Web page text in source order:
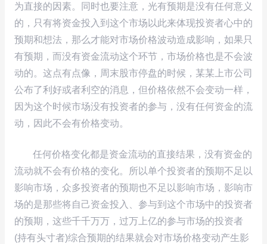
为直接的因素。同时也要注意，光有预期是没有任何意义
的，只有将资金投入到这个市场以此来体现投资者心中的
预期和想法，那么才能对市场价格波动造成影响，如果只
有预期，而没有资金流动这个环节，市场价格也是不会波
动的。这点有点像，周末股市停盘的时候，某某上市公司
公布了利好或者利空的消息，但价格依然不会变动一样，
因为这个时候市场没有投资者的参与，没有任何资金的流
动，因此不会有价格变动。
任何价格变化都是资金流动的直接结果，没有资金的
流动就不会有价格的变化。所以单个投资者的预期不足以
影响市场，众多投资者的预期也不足以影响市场，影响市
场的是那些将自己资金投入、参与到这个市场中的投资者
的预期，这些千千万万，过万上亿的参与市场的投资者
(持有头寸者)综合预期的结果就会对市场价格变动产生影